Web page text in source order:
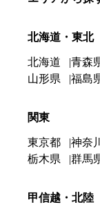
北海道・東北
北海道 青森
山形県
福島
関東
東京都 神奈
栃木県
群馬
甲信越・北陸